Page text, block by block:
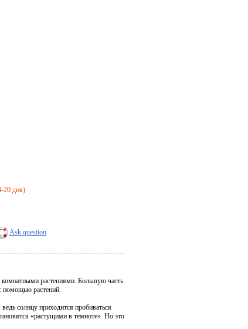
20 дня)
Ask question
растениями. Большую часть
помощью растений.
солнцу приходится пробиваться
«растущими в темноте». Но это